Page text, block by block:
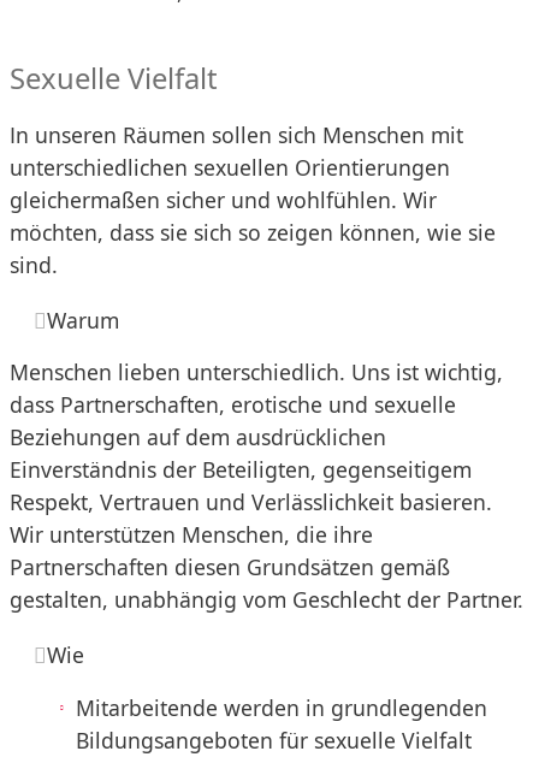
Sexuelle Vielfalt
In unseren Räumen sollen sich Menschen mit
unterschiedlichen sexuellen Orientierungen
gleichermaßen sicher und wohlfühlen. Wir
möchten, dass sie sich so zeigen können, wie sie
sind.
Warum
Menschen lieben unterschiedlich. Uns ist wichtig,
dass Partnerschaften, erotische und sexuelle
Beziehungen auf dem ausdrücklichen
Einverständnis der Beteiligten, gegenseitigem
Respekt, Vertrauen und Verlässlichkeit basieren.
Wir unterstützen Menschen, die ihre
Partnerschaften diesen Grundsätzen gemäß
gestalten, unabhängig vom Geschlecht der Partner.
Wie
Mitarbeitende werden in grundlegenden
Bildungsangeboten für sexuelle Vielfalt